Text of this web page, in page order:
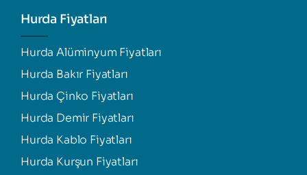
Hurda Fiyatları
Hurda Alüminyum Fiyatları
Hurda Bakır Fiyatları
Hurda Çinko Fiyatları
Hurda Demir Fiyatları
Hurda Kablo Fiyatları
Hurda Kurşun Fiyatları